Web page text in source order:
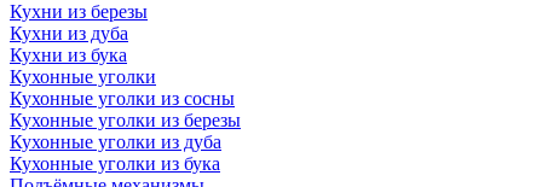
Кухни из березы
Кухни из дуба
Кухни из бука
Кухонные уголки
Кухонные уголки из сосны
Кухонные уголки из березы
Кухонные уголки из дуба
Кухонные уголки из бука